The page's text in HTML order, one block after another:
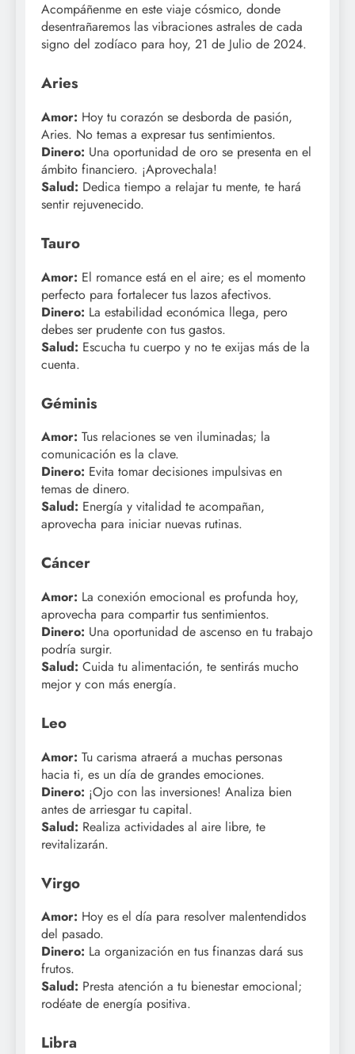
Acompáñenme en este viaje cósmico, donde
desentrañaremos las vibraciones astrales de cada
signo del zodíaco para hoy, 21 de Julio de 2024.
Aries
Amor: Hoy tu corazón se desborda de pasión,
Aries. No temas a expresar tus sentimientos.
Dinero: Una oportunidad de oro se presenta en el
ámbito financiero. ¡Aprovechala!
Salud: Dedica tiempo a relajar tu mente, te hará
sentir rejuvenecido.
Tauro
Amor: El romance está en el aire; es el momento
perfecto para fortalecer tus lazos afectivos.
Dinero: La estabilidad económica llega, pero
debes ser prudente con tus gastos.
Salud: Escucha tu cuerpo y no te exijas más de la
cuenta.
Géminis
Amor: Tus relaciones se ven iluminadas; la
comunicación es la clave.
Dinero: Evita tomar decisiones impulsivas en
temas de dinero.
Salud: Energía y vitalidad te acompañan,
aprovecha para iniciar nuevas rutinas.
Cáncer
Amor: La conexión emocional es profunda hoy,
aprovecha para compartir tus sentimientos.
Dinero: Una oportunidad de ascenso en tu trabajo
podría surgir.
Salud: Cuida tu alimentación, te sentirás mucho
mejor y con más energía.
Leo
Amor: Tu carisma atraerá a muchas personas
hacia ti, es un día de grandes emociones.
Dinero: ¡Ojo con las inversiones! Analiza bien
antes de arriesgar tu capital.
Salud: Realiza actividades al aire libre, te
revitalizarán.
Virgo
Amor: Hoy es el día para resolver malentendidos
del pasado.
Dinero: La organización en tus finanzas dará sus
frutos.
Salud: Presta atención a tu bienestar emocional;
rodéate de energía positiva.
Libra